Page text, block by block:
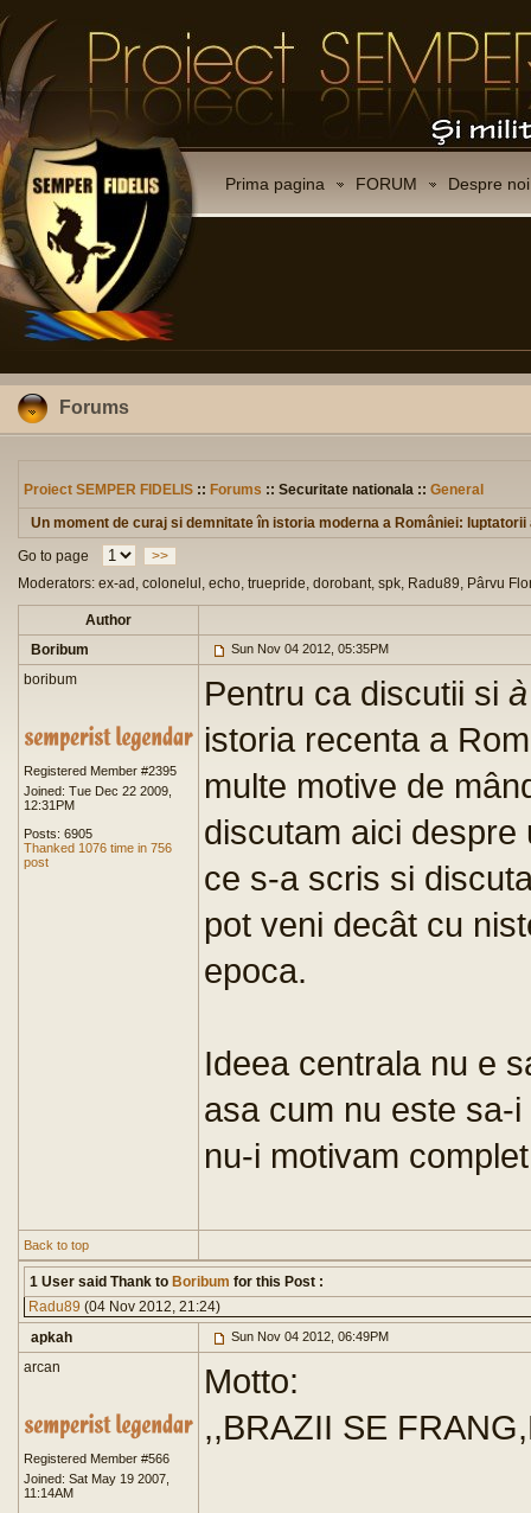
Prima pagina FORUM Despre noi
Forums
Proiect SEMPER FIDELIS :: Forums :: Securitate nationala :: General
Un moment de curaj si demnitate în istoria moderna a României:
Go to page
>>
Moderators: ex-ad, colonelul, echo, truepride, dorobant, spk, Radu89, Pârvu
Author
Boribum
Sun Nov 04 2012, 05:35PM
boribum
Registered Member #2395
Joined: Tue Dec 22 2009,
12:31PM
Posts: 6905
Thanked 1076 time in 756
post
Pentru ca discutii si
istoria recenta a
multe motive de
discutam aici
ce s-a scris si
pot veni decât cu
epoca.
Ideea centrala nu e
asa cum nu este sa-
nu-i motivam
Back to top
1 User said Thank to Boribum for this Post :
Radu89 (04 Nov 2012, 21:24)
apkah
Sun Nov 04 2012, 06:49PM
arcan
Registered Member #566
Joined: Sat May 19 2007,
11:14AM
Motto:
,,BRAZII SE